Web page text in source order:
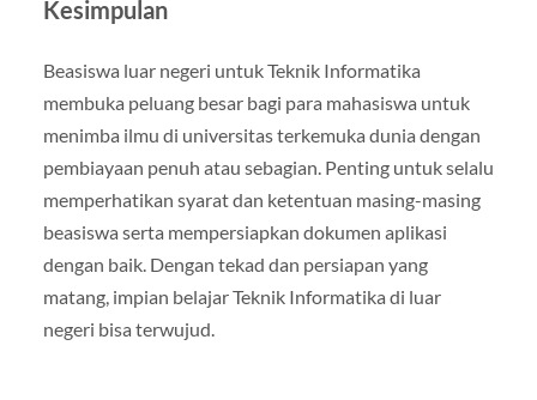
Kesimpulan
Beasiswa luar negeri untuk Teknik Informatika
membuka peluang besar bagi para mahasiswa untuk
menimba ilmu di universitas terkemuka dunia dengan
pembiayaan penuh atau sebagian. Penting untuk selalu
memperhatikan syarat dan ketentuan masing-masing
beasiswa serta mempersiapkan dokumen aplikasi
dengan baik. Dengan tekad dan persiapan yang
matang, impian belajar Teknik Informatika di luar
negeri bisa terwujud.